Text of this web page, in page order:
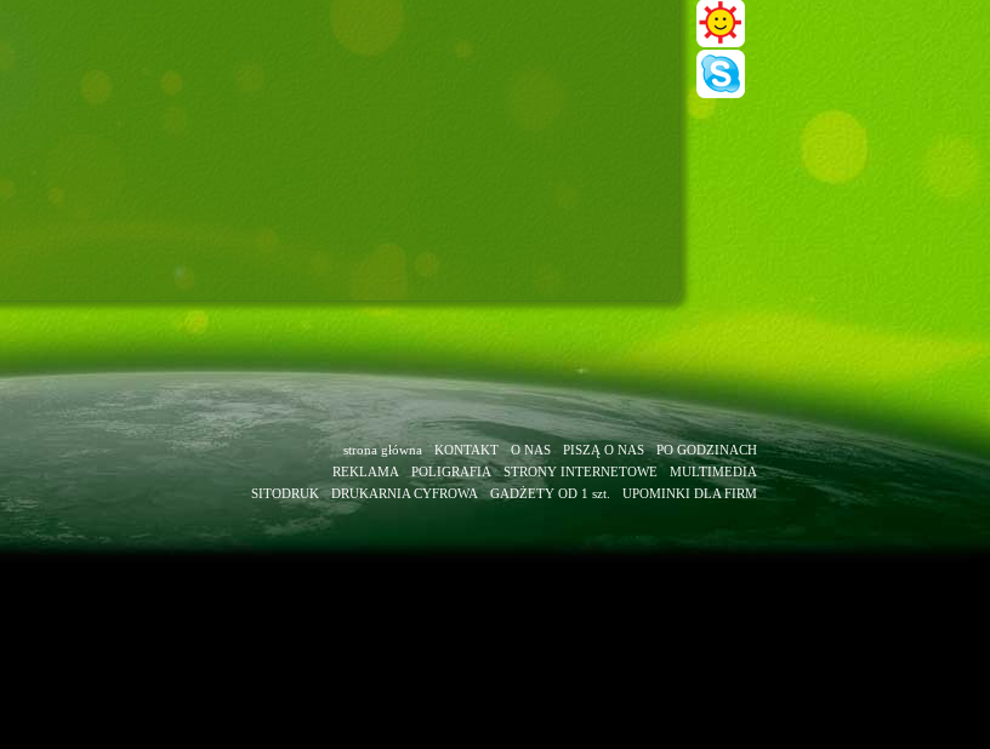
PO GODZINACH
PISZĄ O NAS
O NAS
KONTAKT
strona główna
MULTIMEDIA
STRONY INTERNETOWE
POLIGRAFIA
REKLAMA
UPOMINKI DLA FIRM
GADŻETY OD 1 szt.
DRUKARNIA CYFROWA
SITODRUK